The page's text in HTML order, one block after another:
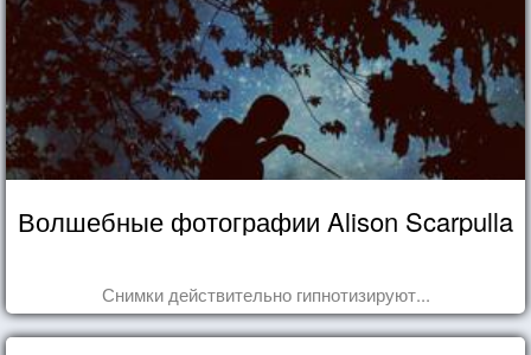
Волшебные фотографии Alison Scarpulla
Снимки действительно гипнотизируют...